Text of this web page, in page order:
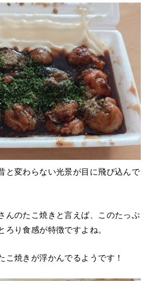
と変わらない光景が目に飛び込んで
んのたこ焼きと言えば、このたっぷ
ろり食感が特徴ですよね。
こ焼きが浮かんでるようです！